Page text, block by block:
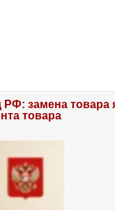
замена товара
товара